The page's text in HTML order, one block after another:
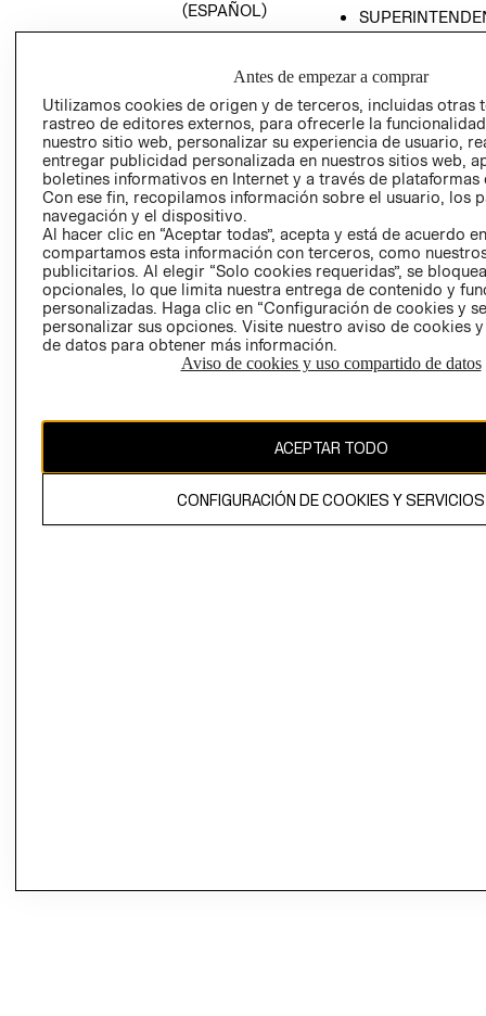
(ESPAÑOL)
Y ÉTICA (INGLÉS)
DE INDUSTRIA Y
PETICIONES
QUEJAS Y
RECLAMOS
Colombia ($)
CAMBIAR REGIÓN
El contenido de esta página web está protegido por copyright y es
Antes de empezar a comprar
Utilizamos cookies de origen y de terceros, incluidas otras
rastreo de editores externos, para ofrecerle la
nuestro sitio web, personalizar su experiencia de usuario,
entregar publicidad personalizada en nuestros sitios web,
boletines informativos en Internet y a través de plataformas
Con ese fin, recopilamos información sobre el usuario, los
navegación y el dispositivo.
Al hacer clic en “Aceptar todas”, acepta y está de acuerdo
compartamos esta información con terceros, como
publicitarios. Al elegir “Solo cookies requeridas”, se
opcionales, lo que limita nuestra entrega de contenido y
personalizadas. Haga clic en “Configuración de cookies y
personalizar sus opciones. Visite nuestro aviso de cookies
de datos para obtener más información.
Aviso de cookies y uso compartido de datos
ACEPTAR TODO
CONFIGURACIÓN DE COOKIES Y SERVICIOS